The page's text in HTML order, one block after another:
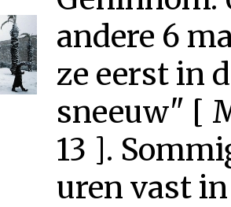
andere 6
ze eerst in
sneeuw" [
13 ].
uren vast in